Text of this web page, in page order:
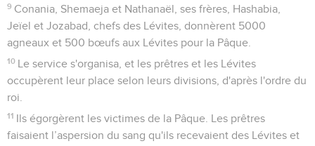
9 Conania, Shemaeja et Nathanaël, ses frères, Hashabia,
Jeïel et Jozabad, chefs des Lévites, donnèrent 5000
agneaux et 500 bœufs aux Lévites pour la Pâque.
10 Le service s'organisa, et les prêtres et les Lévites
occupèrent leur place selon leurs divisions, d'après l'ordre du
roi.
11 Ils égorgèrent les victimes de la Pâque. Les prêtres
faisaient l’aspersion du sang qu'ils recevaient des Lévites et